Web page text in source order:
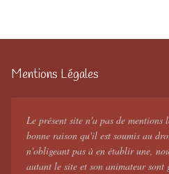
Mentions Légales
Le présent site n'a pas de mentions
bonne raison qu'il est soumis au
n'obligeant pas à en établir une,
autant le site et son animateur sont